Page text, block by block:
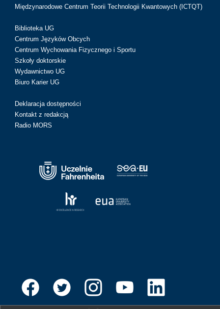
Międzynarodowe Centrum Teorii Technologii Kwantowych (ICTQT)
Biblioteka UG
Centrum Języków Obcych
Centrum Wychowania Fizycznego i Sportu
Szkoły doktorskie
Wydawnictwo UG
Biuro Karier UG
Deklaracja dostępności
Kontakt z redakcją
Radio MORS